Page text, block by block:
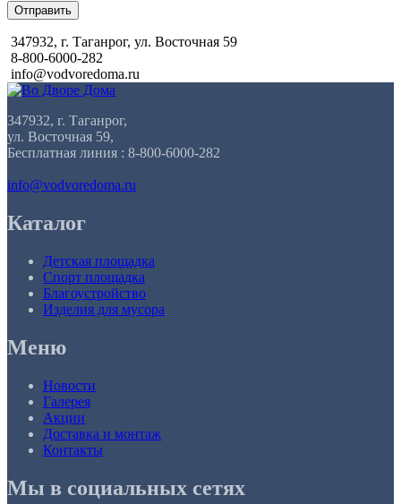
Отправить
347932, г. Таганрог, ул. Восточная 59
8-800-6000-282
info@vodvoredoma.ru
347932, г. Таганрог,
ул. Восточная 59,
Бесплатная линия : 8-800-6000-282
info@vodvoredoma.ru
Каталог
Детская площадка
Спорт площадка
Благоустройство
Изделия для мусора
Меню
Новости
Галерея
Акции
Доставка и монтаж
Контакты
Мы в социальных сетях